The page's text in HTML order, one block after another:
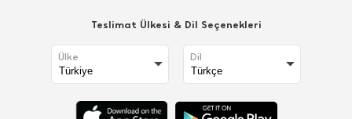
Teslimat Ülkesi & Dil Seçenekleri
Ülke Dil